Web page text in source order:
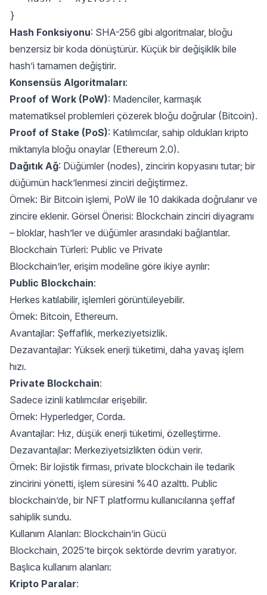
Hash Fonksiyonu: SHA-256 gibi algoritmalar, bloğu
benzersiz bir koda dönüştürür. Küçük bir değişiklik bile
hash’i tamamen değiştirir.
Konsensüs Algoritmaları:
Proof of Work (PoW): Madenciler, karmaşık
matematiksel problemleri çözerek bloğu doğrular (Bitcoin).
Proof of Stake (PoS): Katılımcılar, sahip oldukları kripto
miktarıyla bloğu onaylar (Ethereum 2.0).
Dağıtık Ağ: Düğümler (nodes), zincirin kopyasını tutar; bir
düğümün hack’lenmesi zinciri değiştirmez.
Örnek: Bir Bitcoin işlemi, PoW ile 10 dakikada doğrulanır ve
zincire eklenir. Görsel Önerisi: Blockchain zinciri diyagramı
– bloklar, hash’ler ve düğümler arasındaki bağlantılar.
Blockchain Türleri: Public ve Private
Blockchain’ler, erişim modeline göre ikiye ayrılır:
Public Blockchain:
Herkes katılabilir, işlemleri görüntüleyebilir.
Örnek: Bitcoin, Ethereum.
Avantajlar: Şeffaflık, merkeziyetsizlik.
Dezavantajlar: Yüksek enerji tüketimi, daha yavaş işlem
hızı.
Private Blockchain:
Sadece izinli katılımcılar erişebilir.
Örnek: Hyperledger, Corda.
Avantajlar: Hız, düşük enerji tüketimi, özelleştirme.
Dezavantajlar: Merkeziyetsizlikten ödün verir.
Örnek: Bir lojistik firması, private blockchain ile tedarik
zincirini yönetti, işlem süresini %40 azalttı. Public
blockchain’de, bir NFT platformu kullanıcılarına şeffaf
sahiplik sundu.
Kullanım Alanları: Blockchain’in Gücü
Blockchain, 2025’te birçok sektörde devrim yaratıyor.
Başlıca kullanım alanları:
Kripto Paralar: